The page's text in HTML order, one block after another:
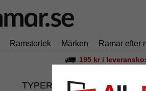
Ramstorlek Märken Ramar efter
195 kr i
TYPER RÅDGIVNING